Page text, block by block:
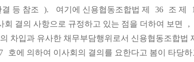
결 등 참조
). 여기에 신용협동조합법 제 36 조 제 1
회 결의 사항으로 규정하고 있는 점을 더하여 보면
,
차입과 유사한 채무부담행위로서 신용협동조합법
호에 의하여 이사회의 결의를 요한다고 봄이 타당하